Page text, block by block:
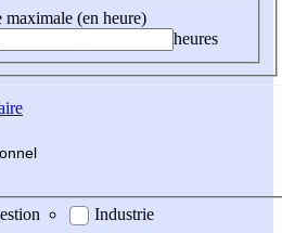
maximale (en heure)
heures
Industrie